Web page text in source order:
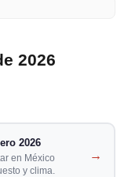
2026
2026
en México
y clima.
→